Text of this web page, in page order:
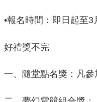
•報名時間：即日起至
好禮獎不完
一、隨堂點名獎：凡